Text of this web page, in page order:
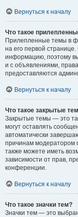
Вернуться к началу
Что такое
Прилепленные темы в
на его первой
информацию, поэтому
и с объявлениями,
предоставляются
Вернуться к началу
Что такое закрытые
Закрытые темы — это
могут оставлять
автоматически
причинам модератором
также можете иметь
зависимости от прав,
конференции.
Вернуться к началу
Что такое значки тем?
Значки тем — это